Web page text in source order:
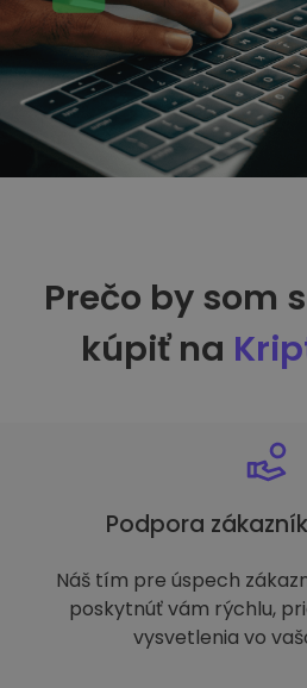
Prečo by som
kúpiť na
Podpora
Náš tím pre úspech
poskytnúť vám rýchlu,
vysvetlenia vo